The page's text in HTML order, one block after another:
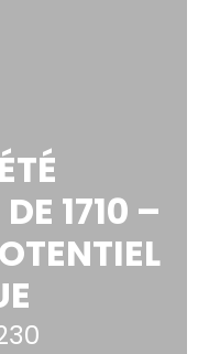
1710 –